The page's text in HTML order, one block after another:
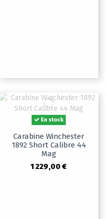
En stock
Carabine Winchester
1892 Short Calibre 44
Mag
1 229,00 €